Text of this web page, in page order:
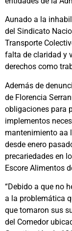
Aunado a la
del Sindicato
Transporte
falta de claridad y
derechos como
Además de
de Florencia
obligaciones para
implementos
mantenimiento aa
desde enero
precariedades en
Escore Alimentos
“Debido a que no
a la problemática
que tomaron sus
del Comedor